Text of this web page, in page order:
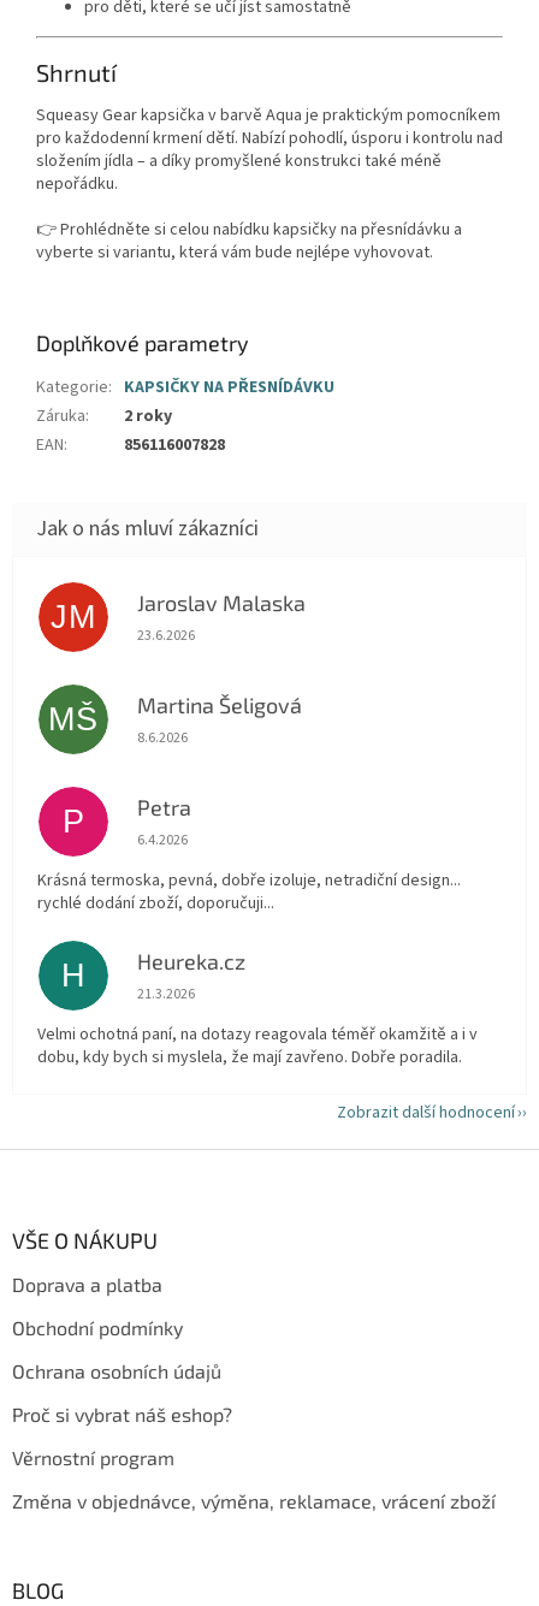
pro děti, které se učí jíst samostatně
Shrnutí
Squeasy Gear kapsička v barvě Aqua je praktickým pomocníkem
pro každodenní krmení dětí. Nabízí pohodlí, úsporu i kontrolu nad
složením jídla – a díky promyšlené konstrukci také méně
nepořádku.
👉 Prohlédněte si celou nabídku kapsičky na přesnídávku a
vyberte si variantu, která vám bude nejlépe vyhovovat.
Doplňkové parametry
Kategorie: KAPSIČKY NA PŘESNÍDÁVKU
Záruka:
2 roky
EAN: 856116007828
JM Jaroslav Malaska
Hodnocení obchodu je 5 z 5 hvězdiček.
23.6.2026
MŠ Martina Šeligová
Hodnocení obchodu je 5 z 5 hvězdiček.
8.6.2026
P Petra
Hodnocení obchodu je 5 z 5 hvězdiček.
6.4.2026
Krásná termoska, pevná, dobře izoluje, netradiční design...
rychlé dodání zboží, doporučuji...
H Heureka.cz
Hodnocení obchodu je 5 z 5 hvězdiček.
21.3.2026
Velmi ochotná paní, na dotazy reagovala téměř okamžitě a i v
dobu, kdy bych si myslela, že mají zavřeno. Dobře poradila.
Zobrazit další hodnocení
VŠE O NÁKUPU
Doprava a platba
Obchodní podmínky
Ochrana osobních údajů
Proč si vybrat náš eshop?
Věrnostní program
Změna v objednávce, výměna, reklamace, vrácení zboží
BLOG